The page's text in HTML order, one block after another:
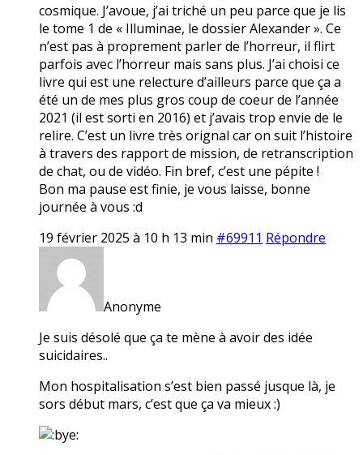
cosmique. J’avoue, j’ai triché un peu parce que je lis
le tome 1 de « Illuminae, le dossier Alexander ». Ce
n’est pas à proprement parler de l’horreur, il flirt
parfois avec l’horreur mais sans plus. J’ai choisi ce
livre qui est une relecture d’ailleurs parce que ça a
été un de mes plus gros coup de coeur de l’année
2021 (il est sorti en 2016) et j’avais trop envie de le
relire. C’est un livre très orignal car on suit l’histoire
à travers des rapport de mission, de retranscription
de chat, ou de vidéo. Fin bref, c’est une pépite !
Bon ma pause est finie, je vous laisse, bonne
journée à vous :d
19 février 2025 à 10 h 13 min #69911 Répondre
Anonyme
Je suis désolé que ça te mène à avoir des idée
suicidaires..
Mon hospitalisation s’est bien passé jusque là, je
sors début mars, c’est que ça va mieux :)